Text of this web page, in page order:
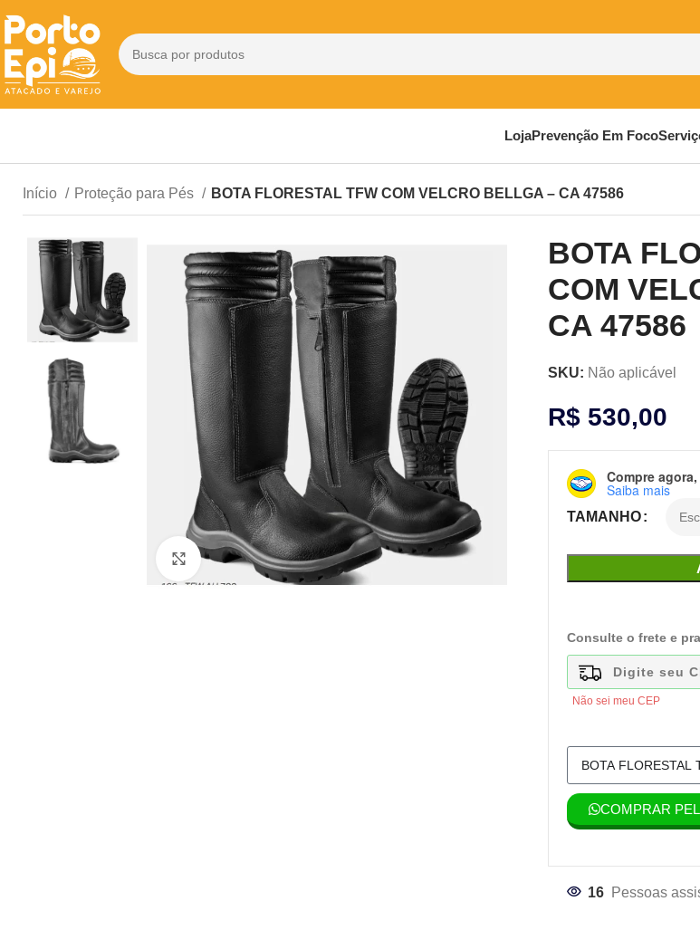
LojaPrevenção Em Foco
Início Proteção para Pés BOTA FLORESTAL TFW COM VELCRO BELLGA – CA 47586
Clique para ampliar
BOTA
COM
CA 47586
SKU: Não aplicável
R$ 530,00
Compre
Saiba mais
TAMANHO
Consulte o frete e
Não sei meu CEP
COMPRAR
16 Pessoas